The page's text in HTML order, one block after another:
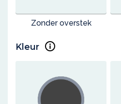
Zonder overstek
Kleur